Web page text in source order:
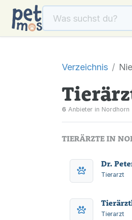
Verzeichnis
6 Anbieter in Nordhorn
TIERÄRZTE IN
Dr.
Tierarzt
Tierarzt